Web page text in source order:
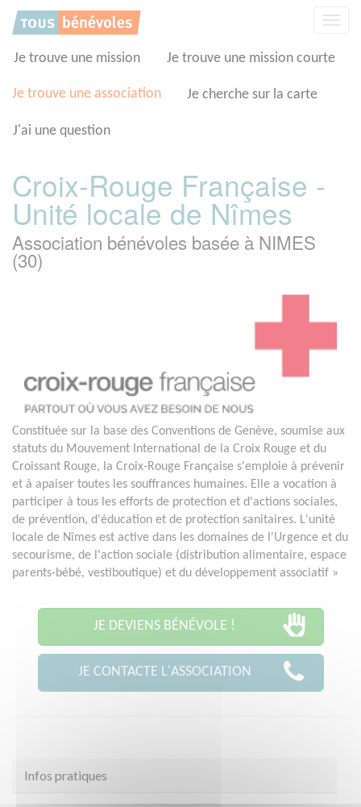
Je trouve une mission Je trouve une mission courte
Je trouve une association Je cherche sur la carte
J'ai une question
Croix-Rouge Française -
Unité locale de Nîmes
Association bénévoles basée à NIMES
(30)
Constituée sur la base des Conventions de Genève, soumise aux
statuts du Mouvement International de la Croix Rouge et du
Croissant Rouge, la Croix-Rouge Française s'emploie à prévenir
et à apaiser toutes les souffrances humaines. Elle a vocation à
participer à tous les efforts de protection et d'actions sociales,
de prévention, d'éducation et de protection sanitaires. L'unité
locale de Nîmes est active dans les domaines de l'Urgence et du
secourisme, de l'action sociale (distribution alimentaire, espace
parents-bébé, vestiboutique) et du développement associatif »
JE DEVIENS BÉNÉVOLE !
JE CONTACTE L'ASSOCIATION
Infos pratiques
Panneau de gestion des cookies